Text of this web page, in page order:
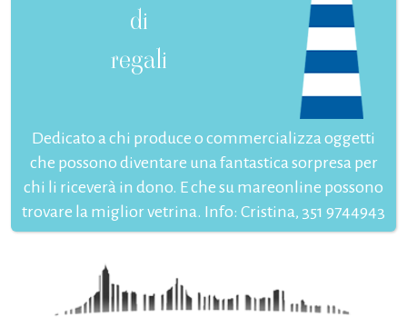
di
regali
Dedicato a chi produce o commercializza oggetti
che possono diventare una fantastica sorpresa per
chi li riceverà in dono. E che su mareonline possono
trovare la miglior vetrina. Info: Cristina, 351 9744943